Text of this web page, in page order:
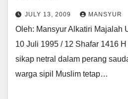
JULY 13, 2009 MANSYUR
Oleh: Mansyur Alkatiri Majalah
10 Juli 1995 / 12 Shafar 1416
sikap netral dalam perang
warga sipil Muslim tetap…